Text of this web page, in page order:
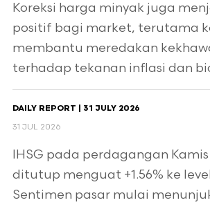
Koreksi harga minyak juga
positif bagi market, terutama
membantu meredakan
terhadap tekanan inflasi dan
DAILY REPORT | 31 JULY 2026
31 JUL 2026
IHSG pada perdagangan
ditutup menguat +1.56% ke level
Sentimen pasar mulai